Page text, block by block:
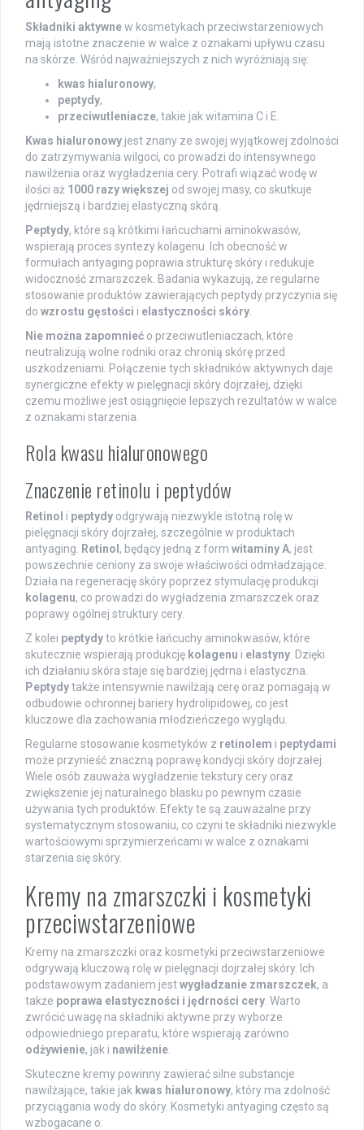
Składniki aktywnew kosmetykach przeciwstarzeniowych
mają istotne znaczenie w walce z oznakami upływu czasu
na skórze. Wśród najważniejszych z nich wyróżniają się:
kwas hialuronowy,
peptydy,
przeciwutleniacze, takie jak witamina C i E.
Kwas hialuronowy jest znany ze swojej wyjątkowej zdolności
do zatrzymywania wilgoci, co prowadzi do intensywnego
nawilżenia oraz wygładzenia cery. Potrafi wiązać wodę w
ilości aż 1000 razy większej od swojej masy, co skutkuje
jędrniejszą i bardziej elastyczną skórą.
Peptydy, które są krótkimi łańcuchami aminokwasów,
wspierają proces syntezy kolagenu. Ich obecność w
formułach antyaging poprawia strukturę skóry i redukuje
widoczność zmarszczek. Badania wykazują, że regularne
stosowanie produktów zawierających peptydy przyczynia się
do wzrostu gęstości i elastyczności skóry
Nie można zapomnieć o przeciwutleniaczach, które
neutralizują wolne rodniki oraz chronią skórę przed
uszkodzeniami. Połączenie tych składników aktywnych daje
synergiczne efekty w pielęgnacji skóry dojrzałej, dzięki
czemu możliwe jest osiągnięcie lepszych rezultatów w walce
z oznakami starzenia.
Rola kwasu hialuronowego
Znaczenie retinolu i peptydów
Retinol i peptydy odgrywają niezwykle istotną rolę w
pielęgnacji skóry dojrzałej, szczególnie w produktach
antyaging. Retinol, będący jedną z form witaminy A, jest
powszechnie ceniony za swoje właściwości odmładzające.
Działa na regenerację skóry poprzez stymulację produkcji
kolagenu, co prowadzi do wygładzenia zmarszczek oraz
poprawy ogólnej struktury cery.
Z kolei peptydyto krótkie łańcuchy aminokwasów, które
skutecznie wspierają produkcję kolagenu i elastyny . Dzięki
ich działaniu skóra staje się bardziej jędrna i elastyczna.
Peptydytakże intensywnie nawilżają cerę oraz pomagają w
odbudowie ochronnej bariery hydrolipidowej, co jest
kluczowe dla zachowania młodzieńczego wyglądu.
Regularne stosowanie kosmetyków z retinolem i peptydami
może przynieść znaczną poprawę kondycji skóry dojrzałej.
Wiele osób zauważa wygładzenie tekstury cery oraz
zwiększenie jej naturalnego blasku po pewnym czasie
używania tych produktów. Efekty te są zauważalne przy
systematycznym stosowaniu, co czyni te składniki niezwykle
wartościowymi sprzymierzeńcami w walce z oznakami
starzenia się skóry.
Kremy na zmarszczki i kosmetyki
przeciwstarzeniowe
Kremy na zmarszczki oraz kosmetyki przeciwstarzeniowe
odgrywają kluczową rolę w pielęgnacji dojrzałej skóry. Ich
podstawowym zadaniem jestwygładzanie zmarszczek, a
także poprawa elastyczności i jędrności cery . Warto
zwrócić uwagę na składniki aktywne przy wyborze
odpowiedniego preparatu, które wspierają zarówno
odżywienie, jak i nawilżenie
Skuteczne kremy powinny zawierać silne substancje
nawilżające, takie jak kwas hialuronowy, który ma zdolność
przyciągania wody do skóry. Kosmetyki antyaging często są
wzbogacane o: